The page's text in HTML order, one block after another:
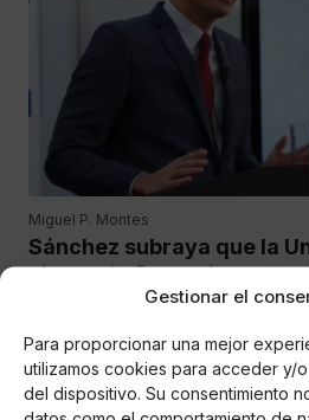
Gestionar el
Para proporcionar una mejor
utilizamos cookies para acceder y/
del dispositivo. Su consentimiento
Miguel P. Montes
Sánchez subraya que la
cierra el año con
emisiones del 40% al 55% en
alcanzar la neutralidad climática en